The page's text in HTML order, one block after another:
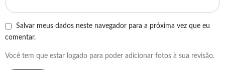
Salvar meus dados neste navegador para a próxima vez que eu
comentar.
Você tem que estar logado para poder adicionar fotos à sua revisão.